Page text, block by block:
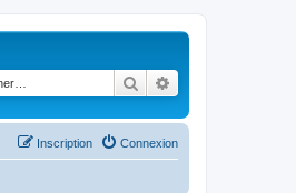
Rechercher
Connexion
Inscription